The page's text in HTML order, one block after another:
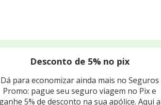
Desconto de 5% no pix
Dá para economizar ainda mais no Seguros
Promo: pague seu seguro viagem no Pix e
ganhe 5% de desconto na sua apólice. Aqui a